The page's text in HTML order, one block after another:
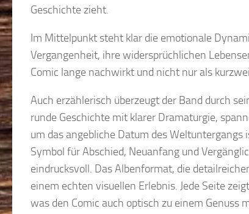
Geschichte zieht.
Im Mittelpunkt steht klar die emotionale
Vergangenheit, ihre widersprüchlichen
Comic lange nachwirkt und nicht nur als
Auch erzählerisch überzeugt der Band durch
runde Geschichte mit klarer Dramaturgie,
um das angebliche Datum des
Symbol für Abschied, Neuanfang und
eindrucksvoll. Das Albenformat, die
einem echten visuellen Erlebnis. Jede Seite
was den Comic auch optisch zu einem Genuss